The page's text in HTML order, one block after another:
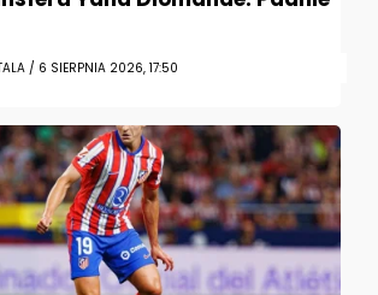
/ 6 SIERPNIA 2026, 17:50